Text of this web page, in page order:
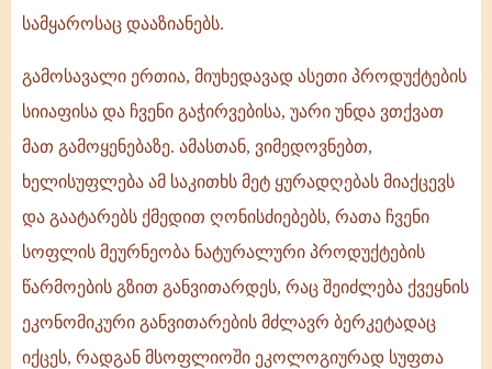
სამყაროსაც დააზიანებს.
გამოსავალი ერთია, მიუხედავად ასეთი პროდუქტების
სიიაფისა და ჩვენი გაჭირვებისა, უარი უნდა ვთქვათ
მათ გამოყენებაზე. ამასთან, ვიმედოვნებთ,
ხელისუფლება ამ საკითხს მეტ ყურადღებას მიაქცევს
და გაატარებს ქმედით ღონისძიებებს, რათა ჩვენი
სოფლის მეურნეობა ნატურალური პროდუქტების
წარმოების გზით განვითარდეს, რაც შეიძლება ქვეყნის
ეკონომიკური განვითარების მძლავრ ბერკეტადაც
იქცეს, რადგან მსოფლიოში ეკოლოგიურად სუფთა